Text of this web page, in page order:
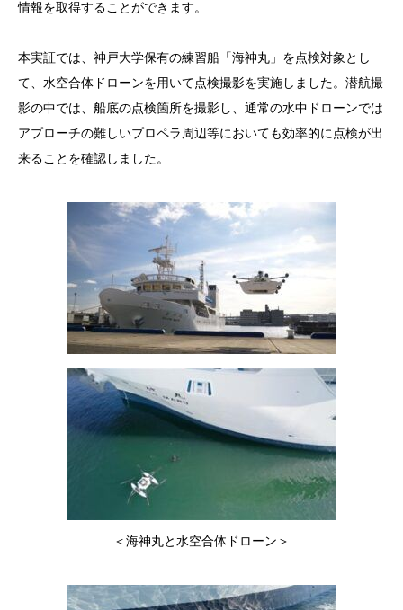
情報を取得することができます。
本実証では、神戸大学保有の練習船「海神丸」を点検対象とし
て、水空合体ドローンを用いて点検撮影を実施しました。潜航撮
影の中では、船底の点検箇所を撮影し、通常の水中ドローンでは
アプローチの難しいプロペラ周辺等においても効率的に点検が出
来ることを確認しました。
＜海神丸と水空合体ドローン＞